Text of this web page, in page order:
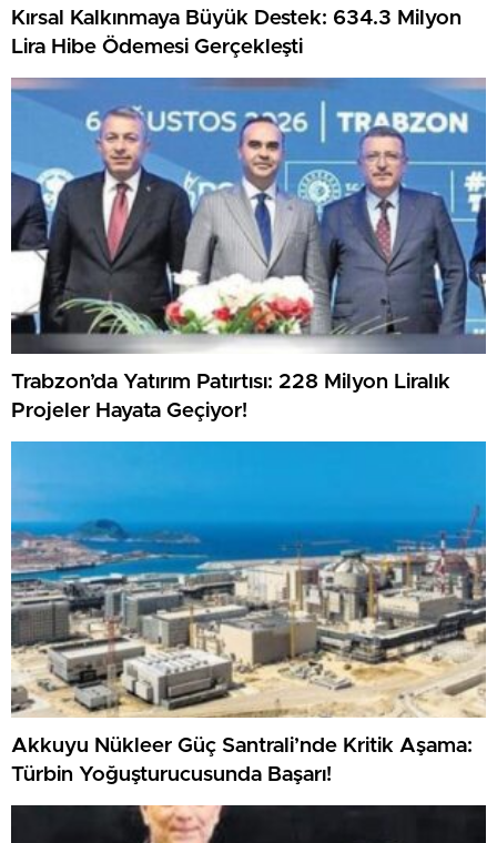
Kırsal Kalkınmaya Büyük Destek: 634.3 Milyon
Lira Hibe Ödemesi Gerçekleşti
Trabzon’da Yatırım Patırtısı: 228 Milyon Liralık
Projeler Hayata Geçiyor!
Akkuyu Nükleer Güç Santrali’nde Kritik Aşama:
Türbin Yoğuşturucusunda Başarı!